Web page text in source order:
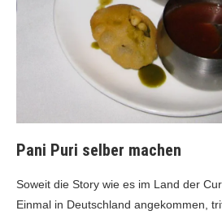
Pani Puri selber machen
Soweit die Story wie es im Land der
Einmal in Deutschland angekommen,